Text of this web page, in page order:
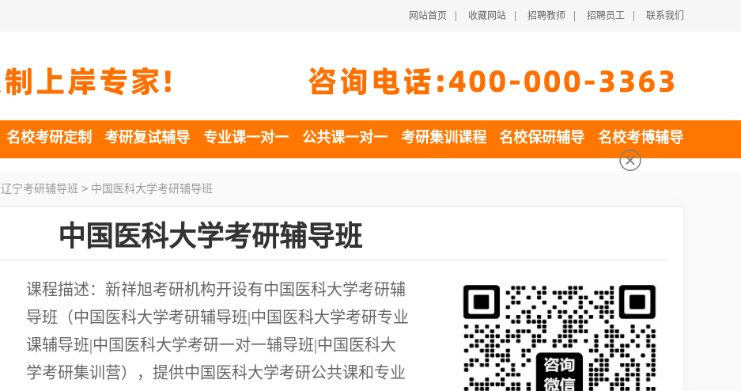
网站首页 收藏网站 招聘教师 招聘员工 联系我们
名校考研定制 考研复试辅导 专业课一对一 公共课一对一 考研集训课程 名校保研辅导 名校考博辅导
辽宁考研辅导班 > 中国医科大学考研辅导班
中国医科大学考研辅导班
课程描述：新祥旭考研机构开设有中国医科大学考研辅
导班（中国医科大学考研辅导班|中国医科大学考研专业
课辅导班|中国医科大学考研一对一辅导班|中国医科大
学考研集训营），提供中国医科大学考研公共课和专业